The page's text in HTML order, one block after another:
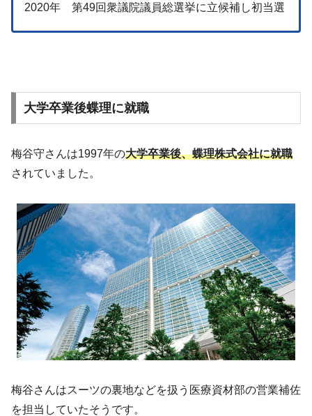
2020年 第49回衆議院議員総選挙に立候補し初当選
大学卒業後蝶理に就職
梅谷守さんは1997年の大学卒業後、蝶理株式会社に就職
されていました。
梅谷さんはスーツの裏地などを扱う医療資材部の営業補佐
を担当していたそうです。